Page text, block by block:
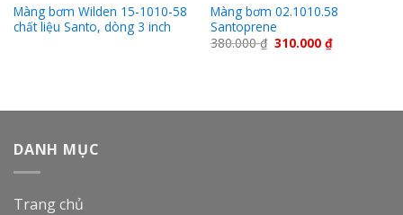
Màng bơm Wilden 15-1010-58
chất liệu Santo, dòng 3 inch
Màng bơm 02.1010.58
Santoprene
380.000₫ 310.000 ₫
DANH MỤC
Trang chủ